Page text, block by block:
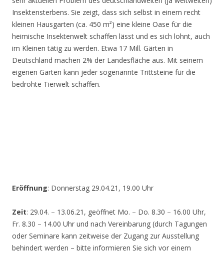
Insektensterbens. Sie zeigt, dass sich selbst in einem recht
kleinen Hausgarten (ca. 450 m²) eine kleine Oase für die
heimische Insektenwelt schaffen lässt und es sich lohnt, auch
im Kleinen tätig zu werden. Etwa 17 Mill. Gärten in
Deutschland machen 2% der Landesfläche aus. Mit seinem
eigenen Garten kann jeder sogenannte Trittsteine für die
bedrohte Tierwelt schaffen.
Eröffnung: Donnerstag 29.04.21, 19.00 Uhr
Zeit: 29.04. – 13.06.21, geöffnet Mo. – Do. 8.30 – 16.00 Uhr,
Fr. 8.30 – 14.00 Uhr und nach Vereinbarung (durch Tagungen
oder Seminare kann zeitweise der Zugang zur Ausstellung
behindert werden – bitte informieren Sie sich vor einem